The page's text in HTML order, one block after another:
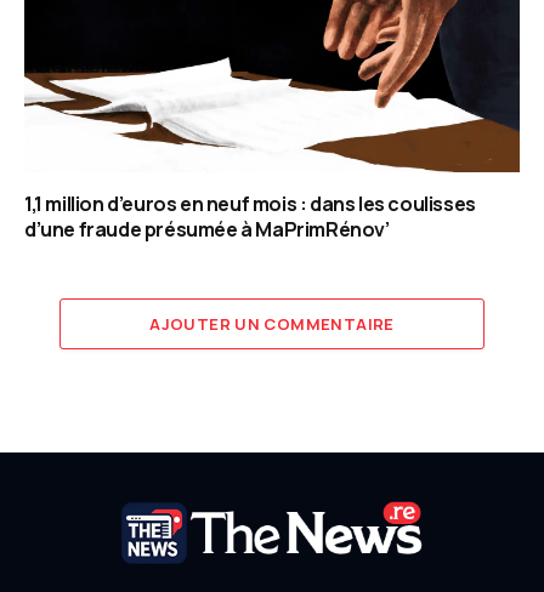
1,1 million d’euros en neuf mois : dans les coulisses
d’une fraude présumée à MaPrimRénov’
AJOUTER UN COMMENTAIRE